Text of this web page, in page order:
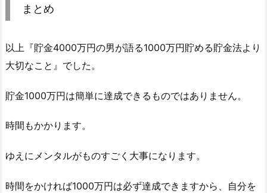
まとめ
以上『貯金4000万円の男が語る1000万円貯める貯金法より
大切なこと』でした。
貯金1000万円は簡単に達成できるものではありません。
時間もかかります。
ゆえにメンタルがものすごく大事になります。
時間をかければ1000万円は必ず達成できますから、自分を